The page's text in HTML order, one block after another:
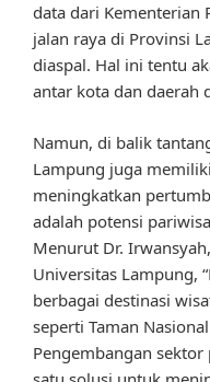
data dari Kementerian
jalan raya di Provinsi
diaspal. Hal ini tentu
antar kota dan daerah
Namun, di balik
Lampung juga
meningkatkan
adalah potensi
Menurut Dr.
Universitas Lampung,
berbagai destinasi
seperti Taman
Pengembangan